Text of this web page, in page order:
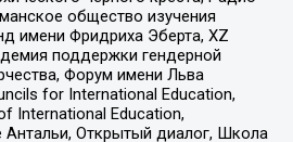
общество изучения
имени Фридриха Эберта, XZ
поддержки гендерной
Форум имени Льва
for International Education,
International Education,
Открытый диалог, Школа